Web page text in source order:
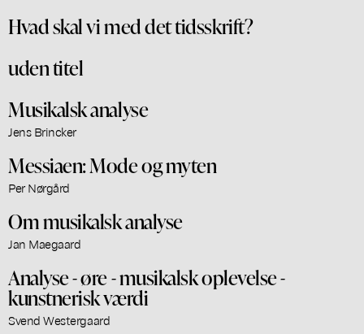
Hvad skal vi med det tidsskrift?
uden titel
Musikalsk analyse
Jens Brincker
Messiaen: Mode og myten
Per Nørgård
Om musikalsk analyse
Jan Maegaard
Analyse - øre - musikalsk oplevelse -
kunstnerisk værdi
Svend Westergaard